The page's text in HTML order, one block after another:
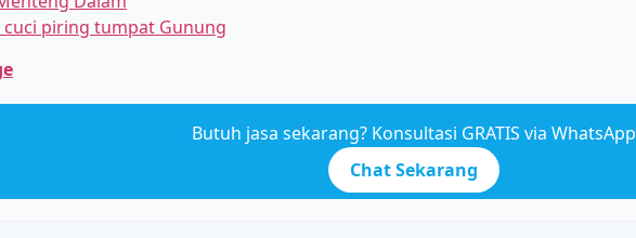
piring tumpat Gunung
Butuh jasa sekarang? Konsultasi GRATIS via WhatsApp
Chat Sekarang